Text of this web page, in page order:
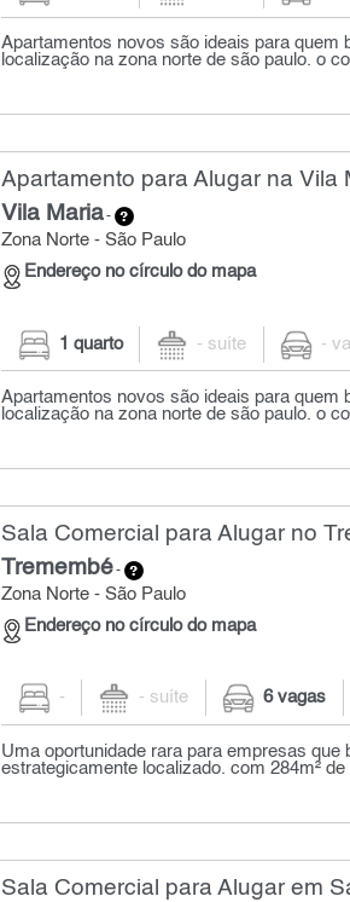
Apartamentos novos são ideais para quem
localização na zona norte de são paulo. o
Apartamento para Alugar na Vila
Vila Maria-
Zona Norte - São Paulo
Endereço no círculo do mapa
1 quarto - suíte -
Apartamentos novos são ideais para quem
localização na zona norte de são paulo. o
Sala Comercial para Alugar no
Tremembé-
Zona Norte - São Paulo
Endereço no círculo do mapa
- - suíte 6 vagas
Uma oportunidade rara para empresas
estrategicamente localizado. com 284m²
Sala Comercial para Alugar em